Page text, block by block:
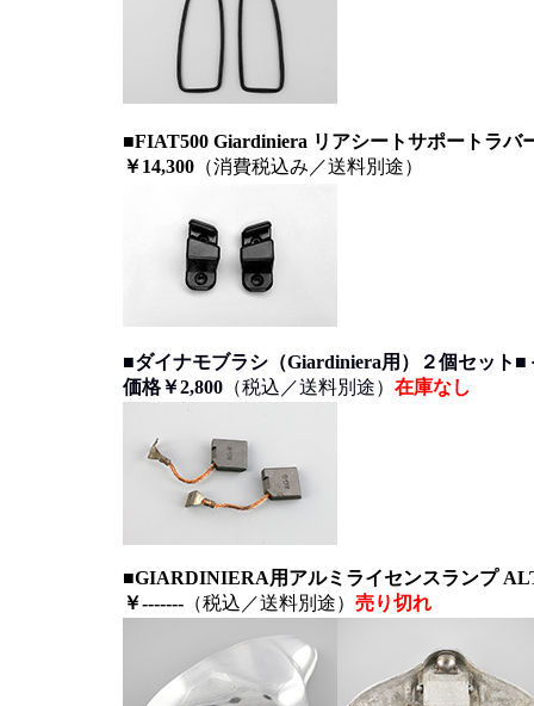
■FIAT500 Giardiniera リアシートサポートラバ
￥14,300（消費税込み／送料別途）
■ダイナモブラシ（Giardiniera用）２個セット■
価格￥2,800（税込／送料別途） 在庫なし
■GIARDINIERA用アルミライセンスランプ
￥-------（税込／送料別途） 売り切れ